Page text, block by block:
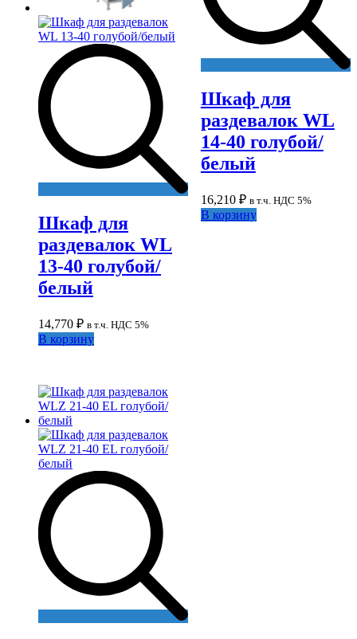
Шкаф для
раздевалок WL
13-40 голубой/
белый
14,770 ₽ в т.ч. НДС 5%
В корзину
Шкаф для
раздевалок WL
14-40 голубой/
белый
16,210 ₽ в т.ч. НДС 5%
В корзину